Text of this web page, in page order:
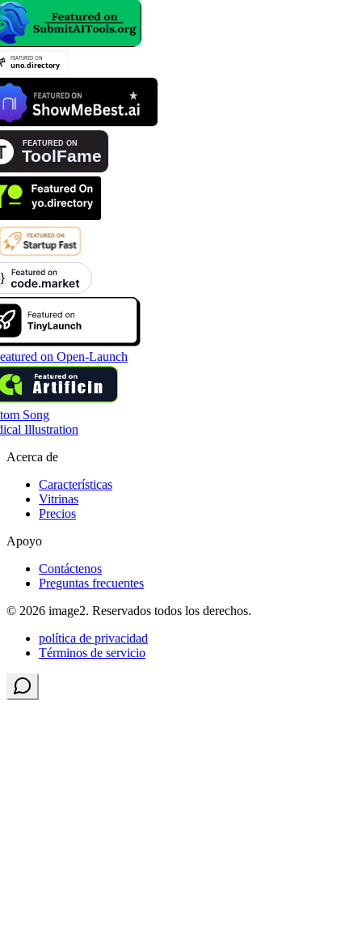
Song
Illustration
Acerca de
Características
Vitrinas
Precios
Apoyo
Contáctenos
Preguntas frecuentes
© 2026 image2. Reservados todos los derechos.
política de privacidad
Términos de servicio